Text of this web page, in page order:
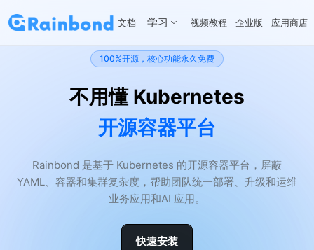
文档 学习 视频教程 企业版 应用商店
100%开源，核心功能永久免费
不用懂 Kubernetes
开源容器平台
Rainbond 是基于 Kubernetes 的开源容器平台，屏蔽
YAML、容器和集群复杂度，帮助团队统一部署、升级和运维
业务应用和AI 应用。
快速安装